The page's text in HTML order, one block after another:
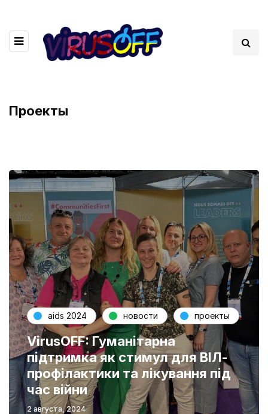
Проекты
aids 2024 новости проекты
VirusOFF: Гуманітарна
підтримка як стимул для ВІЛ-
профілактики та лікування під
час війни
2 августа, 2024